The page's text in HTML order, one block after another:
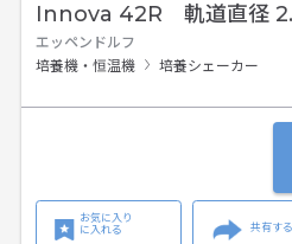
Innova 42R 軌道直径
エッペンドルフ
培養機・恒温機
培養シェーカー
お気に入り
に入れる
共有する